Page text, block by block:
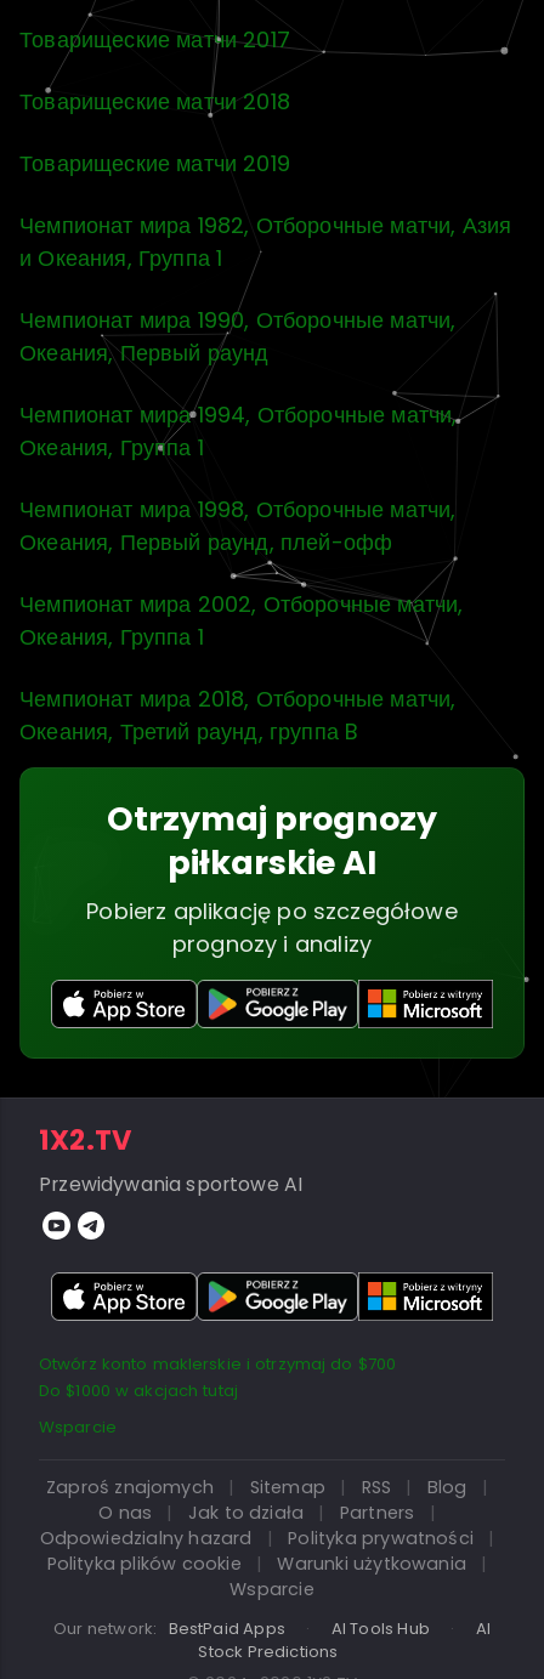
Товарищеские матчи 2017
Товарищеские матчи 2018
Товарищеские матчи 2019
Чемпионат мира 1982, Отборочные матчи, Азия
и Океания, Группа 1
Чемпионат мира 1990, Отборочные матчи,
Океания, Первый раунд
Чемпионат мира 1994, Отборочные матчи,
Океания, Группа 1
Чемпионат мира 1998, Отборочные матчи,
Океания, Первый раунд, плей-офф
Чемпионат мира 2002, Отборочные матчи,
Океания, Группа 1
Чемпионат мира 2018, Отборочные матчи,
Океания, Третий раунд, группа B
Otrzymaj prognozy
piłkarskie AI
Pobierz aplikację po szczegółowe
prognozy i analizy
1X2.TV
Przewidywania sportowe AI
Otwórz konto maklerskie i otrzymaj do $700
Do $1000 w akcjach tutaj
Wsparcie
Zaproś znajomych | Sitemap | RSS | Blog
|
O nas
| Jak to działa | Partners
|
Odpowiedzialny hazard
| Polityka prywatności
|
Polityka plików cookie
| Warunki użytkowania
|
Wsparcie
Our network: BestPaid Apps · AI Tools Hub ·
AI
Stock Predictions